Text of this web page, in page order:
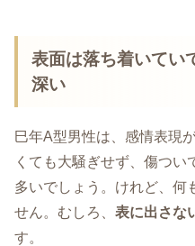
表面は落ち着いてい
深い
巳年A型男性は、感情表現
くても大騒ぎせず、傷つ
多いでしょう。けれど、何
せん。むしろ、 表に出さな
す。